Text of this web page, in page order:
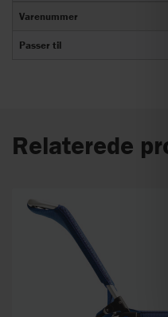
Varenummer
Passer til
Relaterede